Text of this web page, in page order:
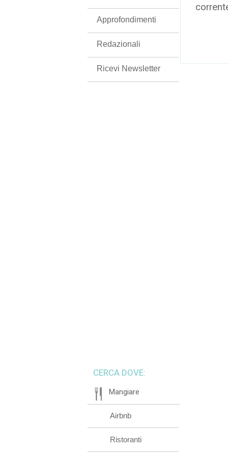
Approfondimenti
Redazionali
Ricevi Newsletter
CERCA DOVE:
Mangiare
Airbnb
Ristoranti